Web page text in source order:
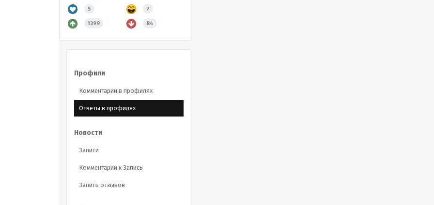
5 7
1299 84
Профили
Комментарии в профилях
Ответы в профилях
Новости
Записи
Комментарии к Запись
Запись отзывов